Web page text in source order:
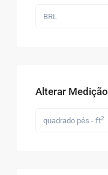
BRL
Alterar Medição
quadrado pés - ft2